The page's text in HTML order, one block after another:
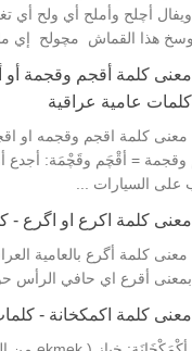
ويفال أچلح وأملح أي ولح أي
هذا القماش مچولح إي
معنى كلمة أقجم وقجمة
كلمات عامية عراقية
معنى كلمة اقجم وقجمه او
وقجمة = أقْچَم وقَچْمَة: أجدع
على السيارات ...
معنى كلمة اكرع او اگرع -
معنى كلمة أگرع بالعامية
بمعنى أقرع اي حافي الرأس
معنى كلمة اكمكخانة -